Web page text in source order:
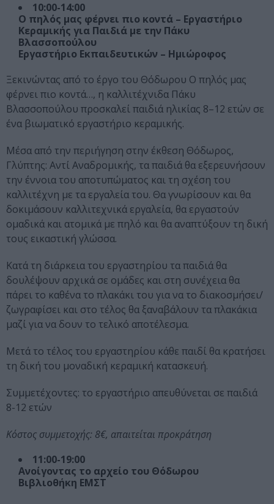
10:00-14:00
Ο πηλός μας φέρνει πιο κοντά – Εργαστήριο
Κεραμικής για Παιδιά με την Πάκυ
Βλασσοπούλου
Εργαστήριο Εκπαιδευτικών – Ημιώροφος
Ξεκινώντας από το έργο του Θόδωρου Ο πηλός μας
φέρνει πιο κοντά…, η καλλιτέχνιδα Πάκυ
Βλασσοπούλου προσκαλεί παιδιά ηλικίας 8–12 ετών σε
ένα βιωματικό εργαστήριο κεραμικής.
Μέσα από την περιήγηση στην έκθεση Θόδωρος,
Γλύπτης: Αντί Αναδρομικής, τα παιδιά θα εξερευνήσουν
την έννοια του αποτυπώματος και τη σχέση του
καλλιτέχνη με τα εργαλεία του. Θα γνωρίσουν και θα
δοκιμάσουν καλλιτεχνικά εργαλεία, θα εργαστούν
ομαδικά και ατομικά με πηλό και θα αναπτύξουν τη δική
τους εικαστική γλώσσα.
Κατά τη διάρκεια του εργαστηρίου τα παιδιά θα
δουλέψουν αρχικά σε ομάδες και στη συνέχεια θα
πάρει το καθένα το πλακάκι του για να το διακοσμήσει/
ζωγραφίσει και στο τέλος θα ξαναβάλουν τα πλακάκια
μαζί για να δουν το τελικό αποτέλεσμα.
Μετά το τέλος του εργαστηρίου κάθε παιδί θα κρατήσει
τη δική του μοναδική κεραμική κατασκευή.
Συμμετέχοντες: το εργαστήριο απευθύνεται σε παιδιά
8-12 ετών
Κόστος συμμετοχής: 8€, απαιτείται προκράτηση
11:00-19:00
Ανοίγοντας το αρχείο του Θόδωρου
Βιβλιοθήκη ΕΜΣΤ